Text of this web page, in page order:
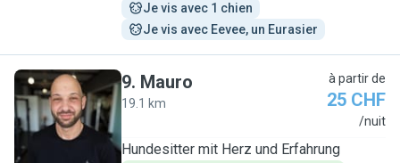
Je vis avec 1 chien
Je vis avec Eevee, un Eurasier
M
9. Mauro
19.1 km
à partir de
25 CHF
/nuit
Hundesitter mit Herz und Erfahrung